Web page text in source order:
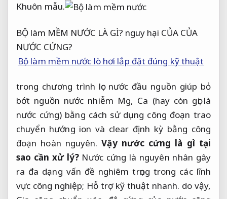
Khuôn mẫu.
BỘ làm MỀM NƯỚC LÀ GÌ? nguy hại CỦA CỦA
NƯỚC CỨNG?
Bộ làm mềm nước lò hơi lắp đặt đúng kỹ thuật
trong chương trình lọc nước đầu nguồn giúp bỏ
bớt nguồn nước nhiễm Mg, Ca (hay còn gọi là
nước cứng) bằng cách sử dụng công đoạn trao
chuyển hướng ion và clear định kỳ bằng công
đoạn hoàn nguyên.Vậy nước cứng là gì tại
sao cần xử lý?Nước cứng là nguyên nhân gây
ra đa dạng vấn đề nghiêm trọng trong các lĩnh
vực công nghiệp; Hỗ trợ kỹ thuật nhanh. do vậy,